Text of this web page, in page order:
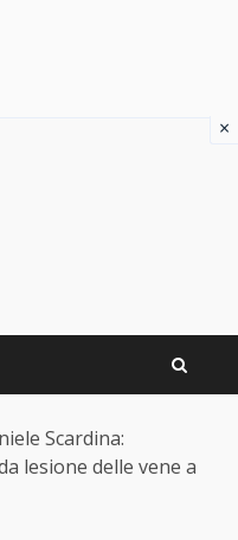
Scardina:
lesione delle vene a
×